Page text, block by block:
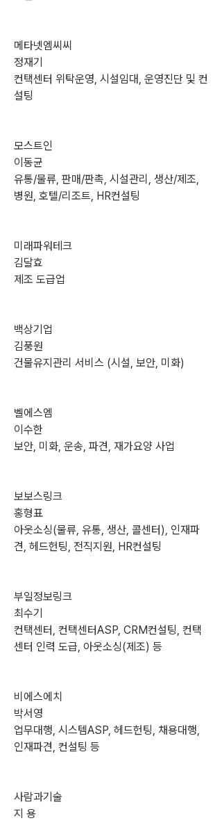
메타넷엠씨씨
정재기
컨택센터 위탁운영, 시설임대, 운영진단 및 컨
설팅
모스트인
이동균
유통/물류, 판매/판촉, 시설관리, 생산/제조,
병원, 호텔/리조트, HR컨설팅
미래파워테크
김달효
제조 도급업
백상기업
김풍원
건물유지관리 서비스 (시설, 보안, 미화)
벨에스엠
이수한
보안, 미화, 운송, 파견, 재가요양 사업
보보스링크
홍형표
아웃소싱(물류, 유통, 생산, 콜센터), 인재파
견, 헤드헌팅, 전직지원, HR컨설팅
부일정보링크
최수기
컨택센터, 컨택센터ASP, CRM컨설팅, 컨택
센터 인력 도급, 아웃소싱(제조) 등
비에스에치
박서영
업무대행, 시스템ASP, 헤드헌팅, 채용대행,
인재파견, 컨설팅 등
사람과기술
지 용